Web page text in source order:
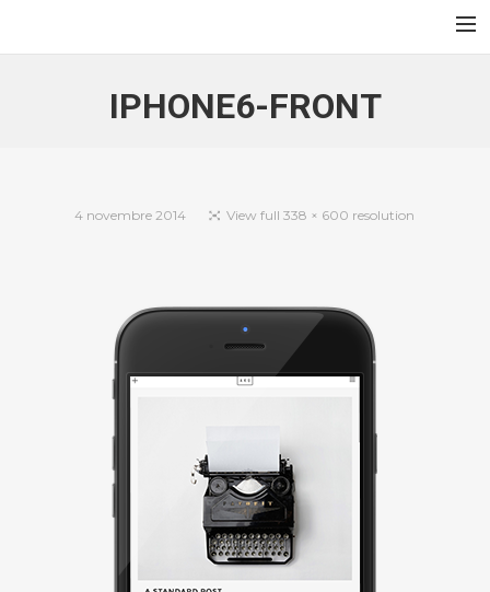
IPHONE6-FRONT
4 novembre 2014 View full 338 × 600 resolution